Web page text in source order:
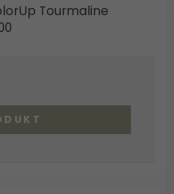
Tourmaline